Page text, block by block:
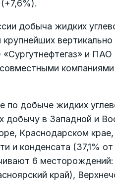
добыча жидких
крупнейших
и
добыче жидких
добычу в Западной и
Краснодарском
и конденсата (37,1%
6
край),